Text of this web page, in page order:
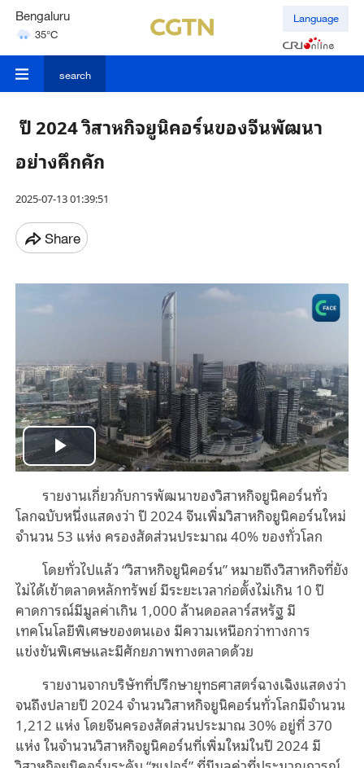
Hyderabad
42°C
Mumbai
Language
search
ปี 2024 วิสาหกิจยูนิคอร์นของจีนพัฒนา
อย่างคึกคัก
2025-07-13 01:39:51
Share
Play
Video
รายงานเกี่ยวกับการพัฒนาของวิสาหกิจยูนิคอร์นทั่ว
โลกฉบับหนึ่งแสดงว่า ปี 2024 จีนเพิ่มวิสาหกิจยูนิคอร์นใหม่
จำนวน 53 แห่ง ครองสัดส่วนประมาณ 40% ของทั่วโลก
โดยทั่วไปแล้ว “วิสาหกิจยูนิคอร์น” หมายถึงวิสาหกิจที่ยัง
ไม่ได้เข้าตลาดหลักทรัพย์ มีระยะเวลาก่อตั้งไม่เกิน 10 ปี
คาดการณ์มีมูลค่าเกิน 1,000 ล้านดอลลาร์สหรัฐ มี
เทคโนโลยีพิเศษของตนเอง มีความเหนือกว่าทางการ
แข่งขันพิเศษและมีศักยภาพทางตลาดด้วย
รายงานจากบริษัทที่ปรึกษายุทธศาสตร์ฉางเฉิงแสดงว่า
จนถึงปลายปี 2024 จำนวนวิสาหกิจยูนิคอร์นทั่วโลกมีจำนวน
1,212 แห่ง โดยจีนครองสัดส่วนประมาณ 30% อยู่ที่ 370
แห่ง ในจำนวนวิสาหกิจยูนิคอร์นที่เพิ่มใหม่ในปี 2024 มี